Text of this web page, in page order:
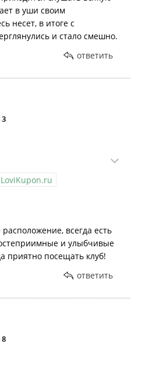
в уши своим
несет, в итоге с
и стало смешно.
ответить
3
всегда есть
и улыбчивые
приятно посещать клуб!
ответить
8